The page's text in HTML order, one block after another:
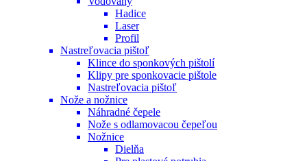
Hadice
Laser
Profil
Nastreľovacia pištoľ
Klince do sponkových pištolí
Klipy pre sponkovacie pištole
Nastreľovacia pištoľ
Nože a nožnice
Náhradné čepele
Nože s odlamovacou čepeľou
Nožnice
Dielňa